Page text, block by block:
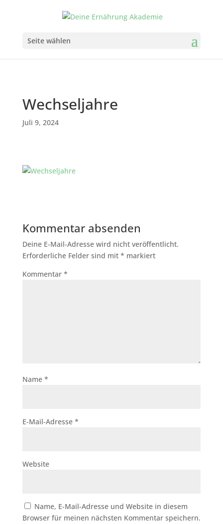
Seite wählen
Wechseljahre
Juli 9, 2024
Kommentar absenden
Deine E-Mail-Adresse wird nicht veröffentlicht.
Erforderliche Felder sind mit * markiert
Kommentar *
Name *
E-Mail-Adresse *
Website
Name, E-Mail-Adresse und Website in diesem
Browser für meinen nächsten Kommentar speichern.